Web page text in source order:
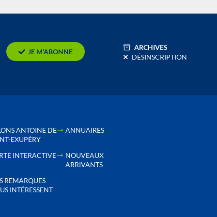
JE M’ABONNE
ARCHIVES
DÉSINSCRIPTION
ANTOINE DE
EXUPÉRY
ANNUAIRES
INTERACTIVE
NOUVEAUX
ARRIVANTS
REMARQUES
INTÉRESSENT